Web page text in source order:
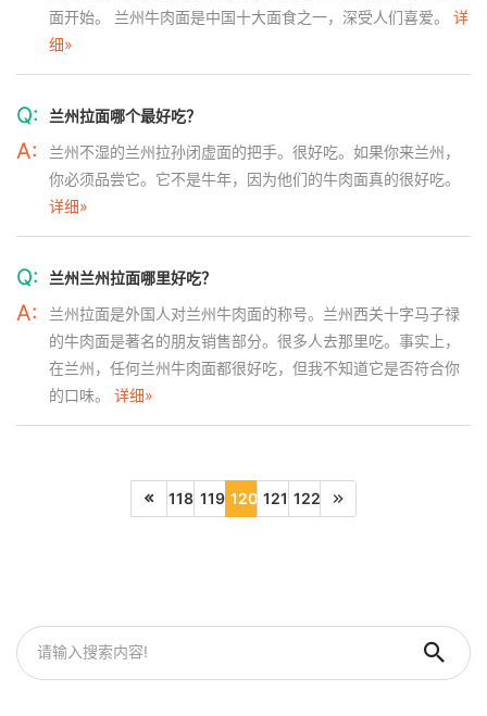
面开始。 兰州牛肉面是中国十大面食之一，深受人们喜爱。 详
细»
Q: 兰州拉面哪个最好吃？
A:
兰州不湿的兰州拉孙闭虚面的把手。很好吃。如果你来兰州，
你必须品尝它。它不是牛年，因为他们的牛肉面真的很好吃。
详细»
Q: 兰州兰州拉面哪里好吃？
A:
兰州拉面是外国人对兰州牛肉面的称号。兰州西关十字马子禄
的牛肉面是著名的朋友销售部分。很多人去那里吃。事实上，
在兰州，任何兰州牛肉面都很好吃，但我不知道它是否符合你
的口味。 详细»
118 119 120 121 122